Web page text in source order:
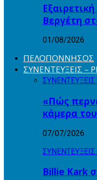
Βεργέτη
01/08/2026
ΠΕΛΟΠΟΝΝΗΣΟΣ
ΣΥΝΕΝΤΕΥΞΕΙΣ –
«Πώς
κάμερα
07/07/2026
Billie Kark